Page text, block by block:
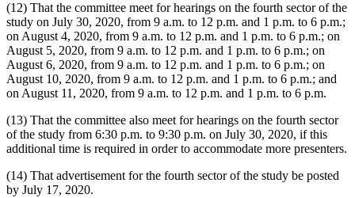
(12) That the committee meet for hearings on the fourth sector of the
study on July 30, 2020, from 9 a.m. to 12 p.m. and 1 p.m. to 6 p.m.;
on August 4, 2020, from 9 a.m. to 12 p.m. and 1 p.m. to 6 p.m.; on
August 5, 2020, from 9 a.m. to 12 p.m. and 1 p.m. to 6 p.m.; on
August 6, 2020, from 9 a.m. to 12 p.m. and 1 p.m. to 6 p.m.; on
August 10, 2020, from 9 a.m. to 12 p.m. and 1 p.m. to 6 p.m.; and
on August 11, 2020, from 9 a.m. to 12 p.m. and 1 p.m. to 6 p.m.
(13) That the committee also meet for hearings on the fourth sector
of the study from 6:30 p.m. to 9:30 p.m. on July 30, 2020, if this
additional time is required in order to accommodate more presenters.
(14) That advertisement for the fourth sector of the study be posted
by July 17, 2020.